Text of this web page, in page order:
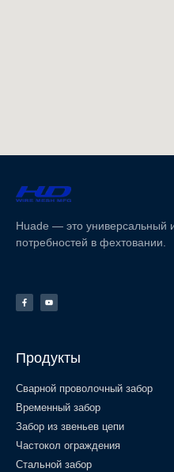
Huade — это универсальный
потребностей в фехтовании.
Продукты
Сварной проволочный забор
Временный забор
Забор из звеньев цепи
Частокол ограждения
Стальной забор